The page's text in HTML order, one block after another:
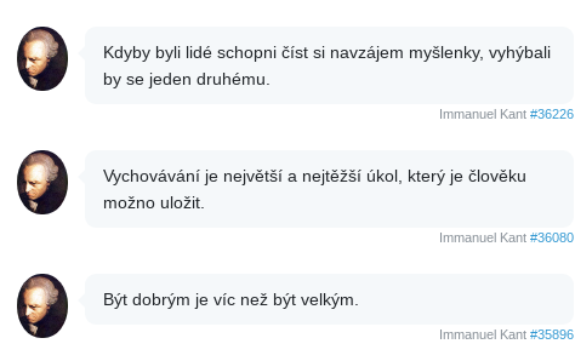
Kdyby byli lidé schopni číst si navzájem myšlenky, vyhýbali
by se jeden druhému.
Immanuel Kant #36226
Vychovávání je největší a nejtěžší úkol, který je člověku
možno uložit.
Immanuel Kant #36080
Být dobrým je víc než být velkým.
Immanuel Kant #35896